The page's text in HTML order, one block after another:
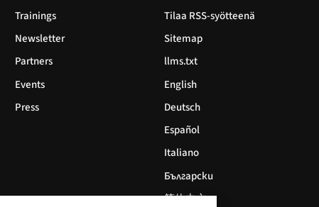
Trainings
Newsletter
Partners
Events
Press
Tilaa RSS-syötteenä
Sitemap
llms.txt
English
Deutsch
Español
Italiano
Български
简体中文